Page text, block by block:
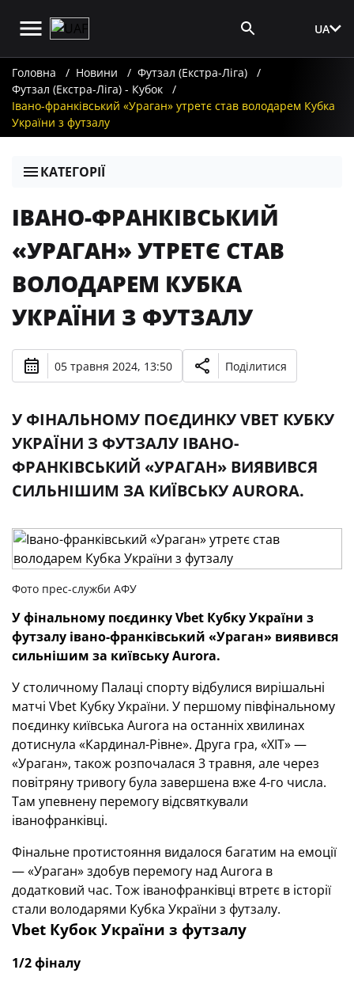
UA
Головна Новини
Футзал (Екстра-Ліга)
Футзал (Екстра-Ліга) - Кубок
Івано-франківський «Ураган» утретє став володарем Кубка
України з футзалу
КАТЕГОРІЇ
ІВАНО-ФРАНКІВСЬКИЙ
«УРАГАН» УТРЕТЄ СТАВ
ВОЛОДАРЕМ КУБКА
УКРАЇНИ З ФУТЗАЛУ
05 травня 2024, 13:50 Поділитися
У ФІНАЛЬНОМУ ПОЄДИНКУ VBET КУБКУ
УКРАЇНИ З ФУТЗАЛУ ІВАНО-
ФРАНКІВСЬКИЙ «УРАГАН» ВИЯВИВСЯ
СИЛЬНІШИМ ЗА КИЇВСЬКУ AURORA.
Фото прес-служби АФУ
У фінальному поєдинкуVbet Кубку України з
футзалу івано-франківський «Ураган» виявився
сильнішим за київськуAurora.
У столичному Палаці спорту відбулися вирішальні
матчі Vbet Кубку України. У першому півфінальному
поєдинку київська Aurora на останніх хвилинах
дотиснула «Кардинал-Рівне». Друга гра, «ХІТ» —
«Ураган», також розпочалася 3 травня, але через
повітряну тривогу була завершена вже 4-го числа.
Там упевнену перемогу відсвяткували
іванофранківці.
Фінальне протистояння видалося багатим на емоції
— «Ураган» здобув перемогу над Aurora в
додатковий час. Тож іванофранківці втретє в історії
стали володарями Кубка України з футзалу.
Vbet Кубок України з футзалу
1/2 фіналу